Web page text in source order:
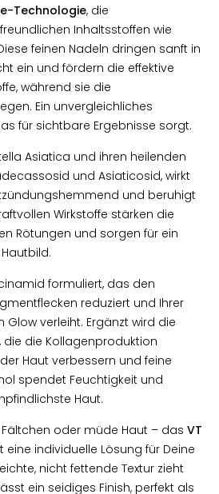
Technologie, die
Inhaltsstoffen wie
feinen Nadeln dringen sanft in
ein und fördern die effektive
während sie die
Ein unvergleichliches
für sichtbare Ergebnisse sorgt.
Asiatica und ihren heilenden
und Asiaticosid, wirkt
und beruhigt
Wirkstoffe stärken die
Rötungen und sorgen für ein
formuliert, das den
reduziert und Ihrer
Glow verleiht. Ergänzt wird die
die die Kollagenproduktion
Haut verbessern und feine
spendet Feuchtigkeit und
Haut.
oder müde Haut – das VT
eine individuelle Lösung für Deine
nicht fettende Textur zieht
ein seidiges Finish, perfekt als